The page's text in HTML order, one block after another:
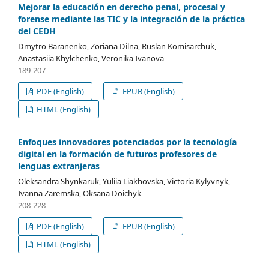
Mejorar la educación en derecho penal, procesal y
forense mediante las TIC y la integración de la práctica
del CEDH
Dmytro Baranenko, Zoriana Dilna, Ruslan Komisarchuk,
Anastasiia Khylchenko, Veronika Ivanova
189-207
PDF (English)
EPUB (English)
HTML (English)
Enfoques innovadores potenciados por la tecnología
digital en la formación de futuros profesores de
lenguas extranjeras
Oleksandra Shynkaruk, Yuliia Liakhovska, Victoria Kylyvnyk,
Ivanna Zaremska, Oksana Doichyk
208-228
PDF (English)
EPUB (English)
HTML (English)